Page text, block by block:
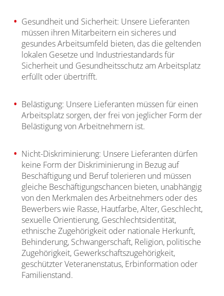
Gesundheit und Sicherheit: Unsere Lieferanten
müssen ihren Mitarbeitern ein sicheres und
gesundes Arbeitsumfeld bieten, das die geltenden
lokalen Gesetze und Industriestandards für
Sicherheit und Gesundheitsschutz am Arbeitsplatz
erfüllt oder übertrifft.
Belästigung: Unsere Lieferanten müssen für einen
Arbeitsplatz sorgen, der frei von jeglicher Form der
Belästigung von Arbeitnehmern ist.
Nicht-Diskriminierung: Unsere Lieferanten dürfen
keine Form der Diskriminierung in Bezug auf
Beschäftigung und Beruf tolerieren und müssen
gleiche Beschäftigungschancen bieten, unabhängig
von den Merkmalen des Arbeitnehmers oder des
Bewerbers wie Rasse, Hautfarbe, Alter, Geschlecht,
sexuelle Orientierung, Geschlechtsidentität,
ethnische Zugehörigkeit oder nationale Herkunft,
Behinderung, Schwangerschaft, Religion, politische
Zugehörigkeit, Gewerkschaftszugehörigkeit,
geschützter Veteranenstatus, Erbinformation oder
Familienstand.